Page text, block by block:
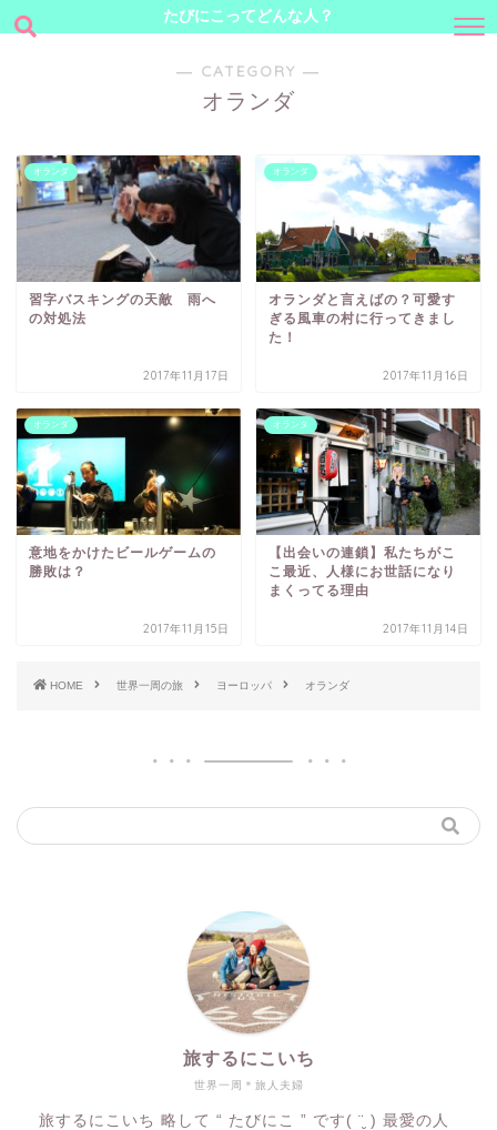
たびにこってどんな人？
― CATEGORY ―
オランダ
オランダ
習字バスキングの天敵 雨へ
の対処法
2017年11月17日
オランダ
オランダと言えばの？可愛す
ぎる風車の村に行ってきまし
た！
2017年11月16日
オランダ
意地をかけたビールゲームの
勝敗は？
2017年11月15日
オランダ
【出会いの連鎖】私たちがこ
こ最近、人様にお世話になり
まくってる理由
2017年11月14日
HOME 世界一周の旅 ヨーロッパ オランダ
世界一周＊旅人夫婦
旅するにこいち
旅するにこいち 略して “ たびにこ ” です( ¨̮ ) 最愛の人